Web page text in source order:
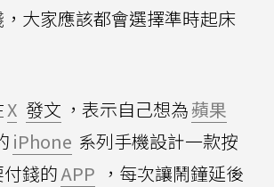
大家應該都會選擇準時起床
X 發文 ，表示自己想為蘋果
iPhone 系列手機設計一款按
付錢的APP ，每次讓鬧鐘延後